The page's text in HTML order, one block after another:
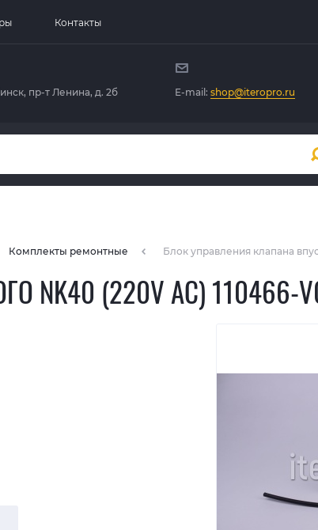
Контакты
пр-т Ленина, д. 2б E-mail:shop@iteropro.ru
Комплекты ремонтные Блок управления клапана
NK40 (220V AC) 110466-